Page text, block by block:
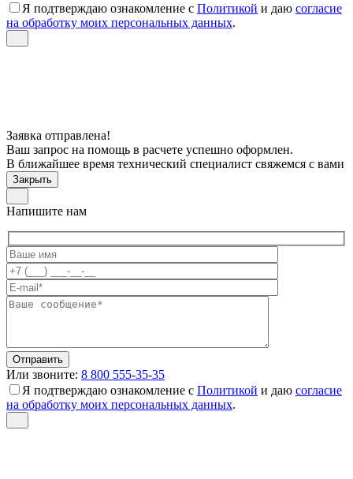
Я подтверждаю ознакомление с Политикой и даю согласие
на обработку моих персональных данных.
Заявка отправлена!
Ваш запрос на помощь в расчете успешно оформлен.
В ближайшее время технический специалист свяжемся с вами
Закрыть
Напишите нам
Или звоните: 8 800 555-35-35
Я подтверждаю ознакомление с Политикой и даю согласие
на обработку моих персональных данных.